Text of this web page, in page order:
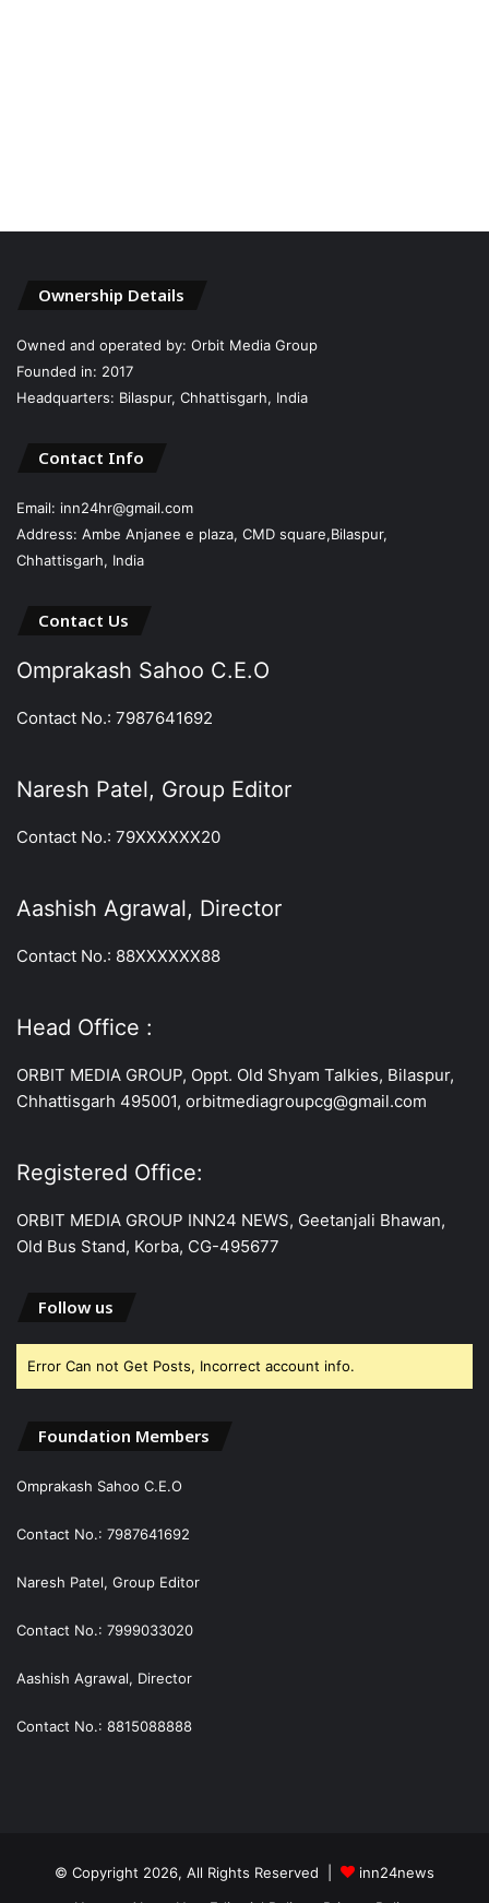
Ownership Details
Owned and operated by: Orbit Media Group
Founded in: 2017
Headquarters: Bilaspur, Chhattisgarh, India
Contact Info
Email: inn24hr@gmail.com
Address: Ambe Anjanee e plaza, CMD square,Bilaspur,
Chhattisgarh, India
Contact Us
Omprakash Sahoo C.E.O
Contact No.: 7987641692
Naresh Patel, Group Editor
Contact No.: 79XXXXXX20
Aashish Agrawal, Director
Contact No.: 88XXXXXX88
Head Office :
ORBIT MEDIA GROUP, Oppt. Old Shyam Talkies, Bilaspur,
Chhattisgarh 495001, orbitmediagroupcg@gmail.com
Registered Office:
ORBIT MEDIA GROUP INN24 NEWS, Geetanjali Bhawan,
Old Bus Stand, Korba, CG-495677
Follow us
Error Can not Get Posts, Incorrect account info.
Foundation Members
Omprakash Sahoo C.E.O
Contact No.: 7987641692
Naresh Patel, Group Editor
Contact No.: 7999033020
Aashish Agrawal, Director
Contact No.: 8815088888
© Copyright 2026, All Rights Reserved |
inn24news